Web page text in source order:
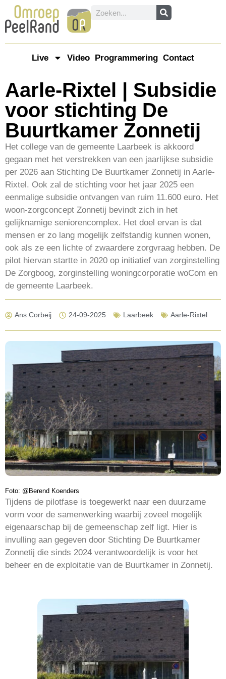
Live Video Programmering Contact
Aarle-Rixtel | Subsidie
voor stichting De
Buurtkamer Zonnetij
Het college van de gemeente Laarbeek is akkoord
gegaan met het verstrekken van een jaarlijkse subsidie
per 2026 aan Stichting De Buurtkamer Zonnetij in Aarle-
Rixtel. Ook zal de stichting voor het jaar 2025 een
eenmalige subsidie ontvangen van ruim 11.600 euro. Het
woon-zorgconcept Zonnetij bevindt zich in het
gelijknamige seniorencomplex. Het doel ervan is dat
mensen er zo lang mogelijk zelfstandig kunnen wonen,
ook als ze een lichte of zwaardere zorgvraag hebben. De
pilot hiervan startte in 2020 op initiatief van zorginstelling
De Zorgboog, zorginstelling woningcorporatie woCom en
de gemeente Laarbeek.
Ans Corbeij 24-09-2025 Laarbeek Aarle-Rixtel
Foto: @Berend Koenders
Tijdens de pilotfase is toegewerkt naar een duurzame
vorm voor de samenwerking waarbij zoveel mogelijk
eigenaarschap bij de gemeenschap zelf ligt. Hier is
invulling aan gegeven door Stichting De Buurtkamer
Zonnetij die sinds 2024 verantwoordelijk is voor het
beheer en de exploitatie van de Buurtkamer in Zonnetij.